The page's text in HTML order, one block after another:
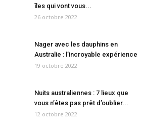
îles qui vont vous...
26 octobre 2022
Nager avec les dauphins en
Australie : l’incroyable expérience
19 octobre 2022
Nuits australiennes : 7 lieux que
vous n’êtes pas prêt d’oublier...
12 octobre 2022